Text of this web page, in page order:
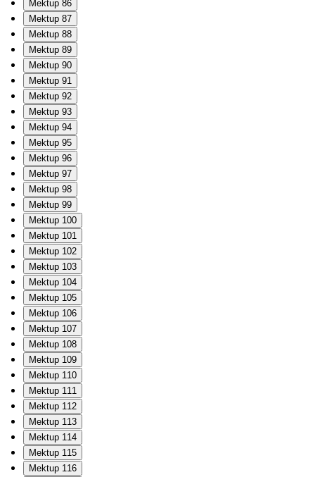
Mektup 86
Mektup 87
Mektup 88
Mektup 89
Mektup 90
Mektup 91
Mektup 92
Mektup 93
Mektup 94
Mektup 95
Mektup 96
Mektup 97
Mektup 98
Mektup 99
Mektup 100
Mektup 101
Mektup 102
Mektup 103
Mektup 104
Mektup 105
Mektup 106
Mektup 107
Mektup 108
Mektup 109
Mektup 110
Mektup 111
Mektup 112
Mektup 113
Mektup 114
Mektup 115
Mektup 116